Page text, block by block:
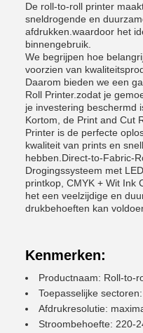
De roll-to-roll printer
sneldrogende en
afdrukken.waardoor het
binnengebruik.
We begrijpen hoe
voorzien van
Daarom bieden we een
Roll Printer.zodat je
je investering beschermd
Kortom, de Print and Cut
Printer is de perfecte
kwaliteit van prints en
hebben.Direct-to-Fabric-
Drogingssysteem met
printkop, CMYK + Wit Ink
het een veelzijdige en
drukbehoeften kan
Kenmerken:
Productnaam: Roll-to-
Toepasselijke
Afdrukresolutie:
Stroombehoefte: 220-